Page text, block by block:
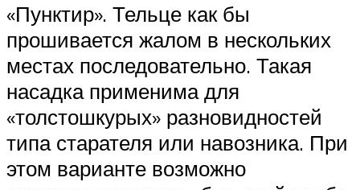
«Пунктир». Тельце как бы
прошивается жалом в нескольких
местах последовательно. Такая
насадка применима для
«толстошкурых» разновидностей
типа старателя или навозника. При
этом варианте возможно